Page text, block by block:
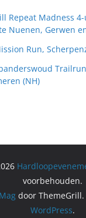
Repeat Madness
Nuenen, Gerwen
Run,
(NH)
voorbehouden.
door ThemeGrill.
WordPress.